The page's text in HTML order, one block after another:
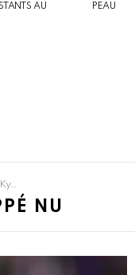
AU
PEAU
nu
NU